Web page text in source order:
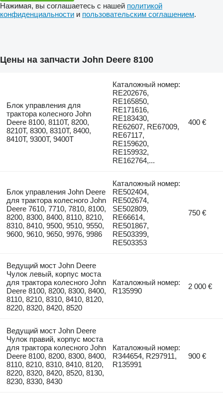
Нажимая, вы соглашаетесь с нашей политикой
конфиденциальности и пользовательским соглашением.
Цены на запчасти John Deere 8100
Блок управления для
трактора колесного John
Deere 8100, 8110T, 8200,
8210T, 8300, 8310T, 8400,
8410T, 9300T, 9400T
Каталожный номер:
RE202676,
RE165850,
RE171616,
RE183430,
RE62607, RE67009,
RE67117,
RE159620,
RE159932,
RE162764,...
400 €
Блок управления John Deere
для трактора колесного John
Deere 7610, 7710, 7810, 8100,
8200, 8300, 8400, 8110, 8210,
8310, 8410, 9500, 9510, 9550,
9600, 9610, 9650, 9976, 9986
Каталожный номер:
RE502404,
RE502674,
SE502809,
RE66614,
RE501867,
RE503399,
RE503353
750 €
Ведущий мост John Deere
Чулок левый, корпус моста
для трактора колесного John
Deere 8100, 8200, 8300, 8400,
8110, 8210, 8310, 8410, 8120,
8220, 8320, 8420, 8520
Каталожный номер:
R135990
2 000 €
Ведущий мост John Deere
Чулок правий, корпус моста
для трактора колесного John
Deere 8100, 8200, 8300, 8400,
8110, 8210, 8310, 8410, 8120,
8220, 8320, 8420, 8520, 8130,
8230, 8330, 8430
Каталожный номер:
R344654, R297911,
R135991
900 €